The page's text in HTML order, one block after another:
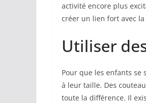
activité encore plus
créer un lien fort avec
Utiliser
Pour que les enfants se
à leur taille. Des
toute la différence. Il